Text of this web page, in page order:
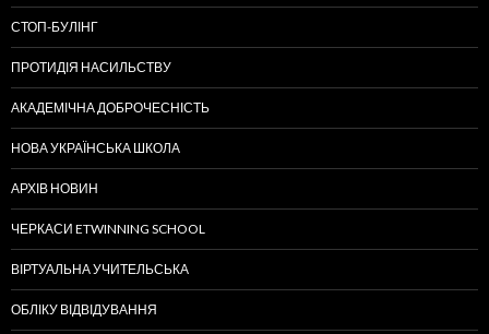
СТОП-БУЛІНГ
ПРОТИДІЯ НАСИЛЬСТВУ
АКАДЕМІЧНА ДОБРОЧЕСНІСТЬ
НОВА УКРАЇНСЬКА ШКОЛА
АРХІВ НОВИН
ЧЕРКАСИ ETWINNING SCHOOL
ВІРТУАЛЬНА УЧИТЕЛЬСЬКА
ОБЛІКУ ВІДВІДУВАННЯ